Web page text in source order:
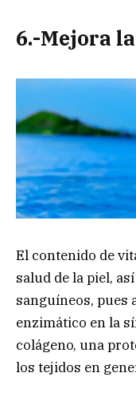
6.-Mejora
El contenido de
salud de la piel,
sanguíneos, pues
enzimático en la
colágeno, una
los tejidos en